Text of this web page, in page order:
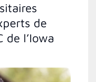
de
de l’Iowa